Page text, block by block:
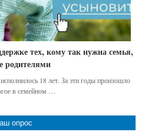
тех, кому так нужна семья,
родителями
18 лет. За эти годы произошло
в семейном …
опрос